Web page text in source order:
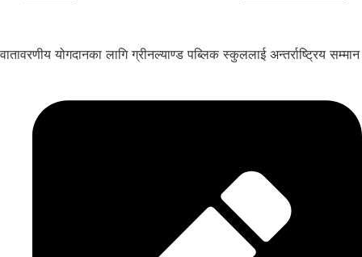
वातावरणीय योगदानका लागि ग्रीनल्याण्ड पब्लिक स्कुललाई अन्तर्राष्ट्रिय सम्मान